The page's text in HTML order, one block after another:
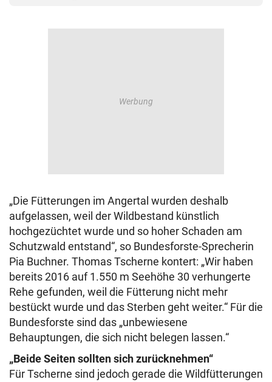
„Die Fütterungen im Angertal wurden deshalb
aufgelassen, weil der Wildbestand künstlich
hochgezüchtet wurde und so hoher Schaden am
Schutzwald entstand“, so Bundesforste-Sprecherin
Pia Buchner. Thomas Tscherne kontert: „Wir haben
bereits 2016 auf 1.550 m Seehöhe 30 verhungerte
Rehe gefunden, weil die Fütterung nicht mehr
bestückt wurde und das Sterben geht weiter.“ Für die
Bundesforste sind das „unbewiesene
Behauptungen, die sich nicht belegen lassen.“
„Beide Seiten sollten sich zurücknehmen“
Für Tscherne sind jedoch gerade die Wildfütterungen